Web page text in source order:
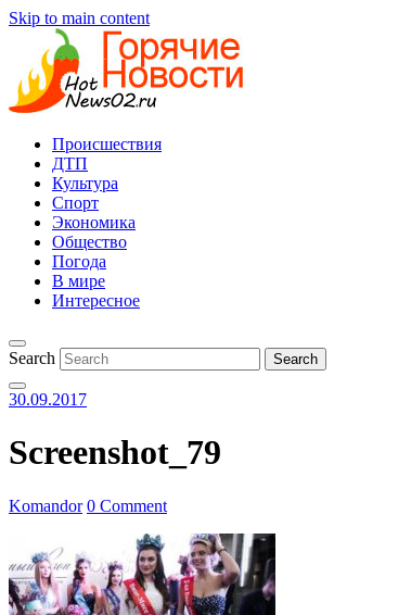
Skip to main content
Происшествия
ДТП
Культура
Спорт
Экономика
Общество
Погода
В мире
Интересное
Search
30.09.2017
Screenshot_79
Komandor 0 Comment